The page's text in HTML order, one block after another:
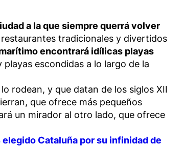
a la que siempre querrá volver
tradicionales y divertidos
encontrará idílicas playas
escondidas a lo largo de la
rodean, y que datan de los siglos XII
que ofrece más pequeños
un mirador al otro lado, que ofrece
Cataluña por su infinidad de